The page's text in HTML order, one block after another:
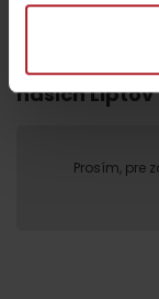
Viac
našich Liptov
Prosím, pre